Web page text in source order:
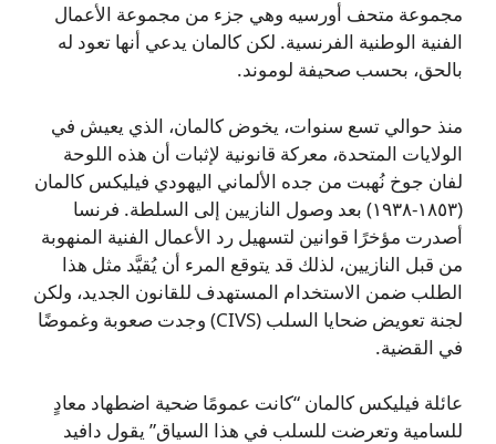
مجموعة متحف أورسيه وهي جزء من مجموعة الأعمال
الفنية الوطنية الفرنسية. لكن كالمان يدعي أنها تعود له
بالحق، بحسب صحيفة لوموند.
منذ حوالي تسع سنوات، يخوض كالمان، الذي يعيش في
الولايات المتحدة، معركة قانونية لإثبات أن هذه اللوحة
لفان جوخ نُهبت من جده الألماني اليهودي فيليكس كالمان
(١٨٥٣-١٩٣٨) بعد وصول النازيين إلى السلطة. فرنسا
أصدرت مؤخرًا قوانين لتسهيل رد الأعمال الفنية المنهوبة
من قبل النازيين، لذلك قد يتوقع المرء أن يُقيَّد مثل هذا
الطلب ضمن الاستخدام المستهدف للقانون الجديد، ولكن
لجنة تعويض ضحايا السلب (CIVS) وجدت صعوبة وغموضًا
في القضية.
عائلة فيليكس كالمان “كانت عمومًا ضحية اضطهاد معادٍ
للسامية وتعرضت للسلب في هذا السياق” يقول دافيد